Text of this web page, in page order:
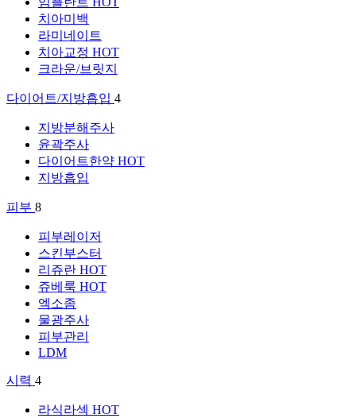
치아미백
라미네이트
치아교정 HOT
크라운/브릿지
다이어트/지방흡입 4
지방분해주사
윤곽주사
다이어트한약 HOT
지방흡입
피부 8
피부레이저
스킨부스터
리쥬란 HOT
쥬베룩 HOT
엑소좀
물광주사
피부관리
LDM
시력 4
라식라섹 HOT